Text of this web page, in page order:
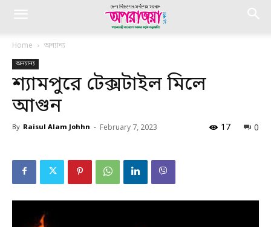
Home অন্যান্য
অন্যান্য
শ্যামপুরে টেক্সটাইল মিলে
আগুন
By Raisul Alam Johhn - February 7, 2023 0
17